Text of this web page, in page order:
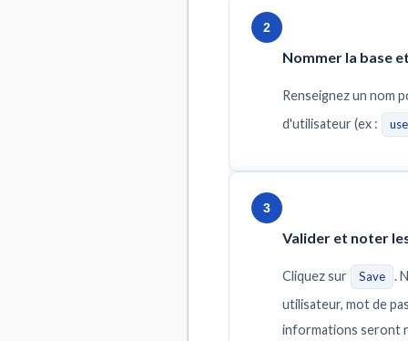
2
Nommer la base
Renseignez un nom
d'utilisateur (ex :
3
Valider et noter
Cliquez sur Save
.
utilisateur, mot de
informations seront